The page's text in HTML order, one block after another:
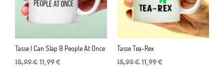
Tasse I Can Slap 8 People At Once
15,99€ Ursprünglicher
11,99 €
Tasse Tea-Rex
15,99€ Ursprünglicher
11,99 €